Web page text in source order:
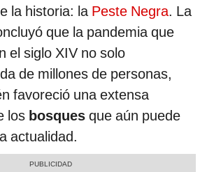
la historia: la Peste Negra. La
que la pandemia que
el siglo XIV no solo
de millones de personas,
favoreció una extensa
los bosques que aún puede
actualidad.